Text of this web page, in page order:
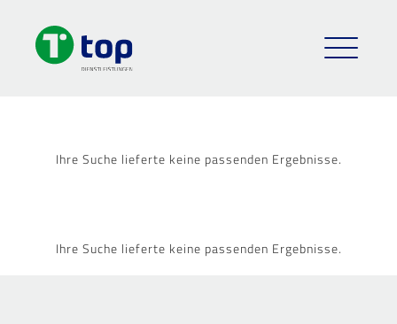
Ihre Suche lieferte keine passenden Ergebnisse.
Ihre Suche lieferte keine passenden Ergebnisse.